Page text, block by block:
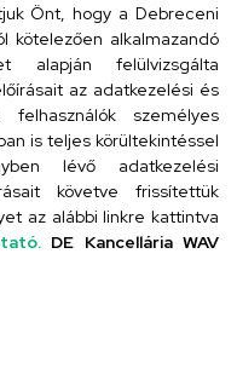
utca 33.
Önt, hogy a Debreceni
kötelezően alkalmazandó
alapján felülvizsgálta
az adatkezelési és
személyes
is teljes körültekintéssel
lévő adatkezelési
követve frissítettük
az alábbi linkre kattintva
DE Kancellária WAV